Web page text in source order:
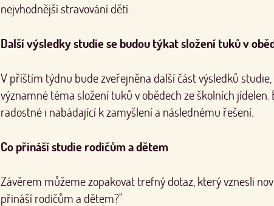
nejvhodnější stravování dětí.
Další výsledky studie se budou týkat složení tuků v
V příštím týdnu bude zveřejněna další část výsledků
významné téma složení tuků v obědech ze školních jídelen.
radostné i nabádající k zamyšlení a následnému řešení.
Co přináší studie rodičům a dětem
Závěrem můžeme zopakovat trefný dotaz, který vznesli
přináší rodičům a dětem?"